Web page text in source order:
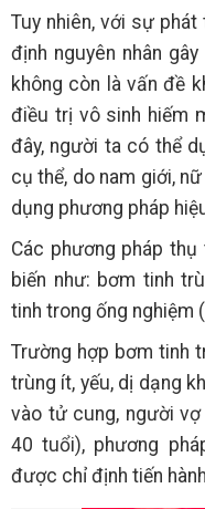
Tuy nhiên, với sự
định nguyên nhân
không còn là vấn đề
điều trị vô sinh hiếm
đây, người ta có thể
cụ thể, do nam giới,
dụng phương pháp
Các phương pháp
biến như: bơm tinh
tinh trong ống nghiệm
Trường hợp bơm tinh
trùng ít, yếu, dị dạng
vào tử cung, người
40 tuổi), phương
được chỉ định tiến